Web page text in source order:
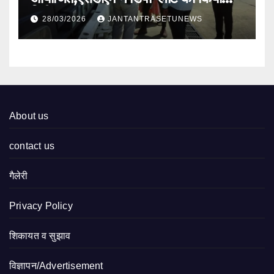
निरीक्षण
28/03/2026 JANTANTRASETUNEWS
About us
contact us
गैलेरी
Privacy Policy
शिकायत व सुझाव
विज्ञापन/Advertisement